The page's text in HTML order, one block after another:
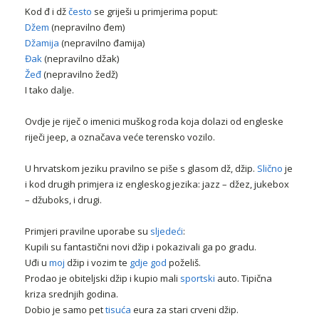
Kod đ i džčesto se griješi u primjerima poput:
Džem (nepravilno đem)
Džamija (nepravilno đamija)
Đak(nepravilno džak)
Žeđ(nepravilno žedž)
I tako dalje.
Ovdje je riječ o imenici muškog roda koja dolazi od engleske
riječi jeep, a označava veće terensko vozilo.
U hrvatskom jeziku pravilno se piše s glasom dž, džip. Slično je
i kod drugih primjera iz engleskog jezika: jazz – džez, jukebox
– džuboks, i drugi.
Primjeri pravilne uporabe su sljedeći:
Kupili su fantastični novi džip i pokazivali ga po gradu.
Uđi u moj džip i vozim te gdje god poželiš.
Prodao je obiteljski džip i kupio mali sportski auto. Tipična
kriza srednjih godina.
Dobio je samo pettisuća eura za stari crveni džip.